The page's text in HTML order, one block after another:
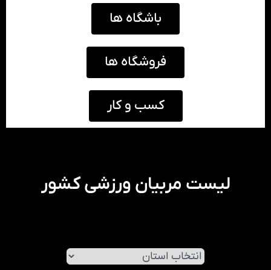
باشگاه ها
فروشگاه ها
کسب و کار
لیست مربیان ورزشی کشور